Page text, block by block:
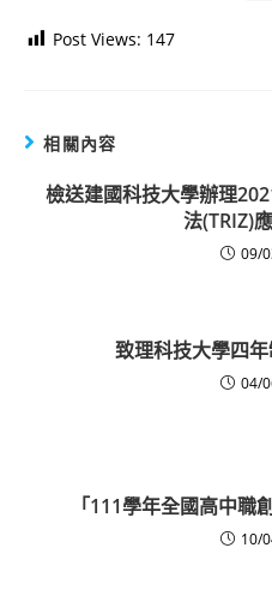
Post Views: 147
相關內容
檢送建國科技大學辦理
法(TRIZ)
09/
致理科技大學四
04/
「111學年全國高中職
10/